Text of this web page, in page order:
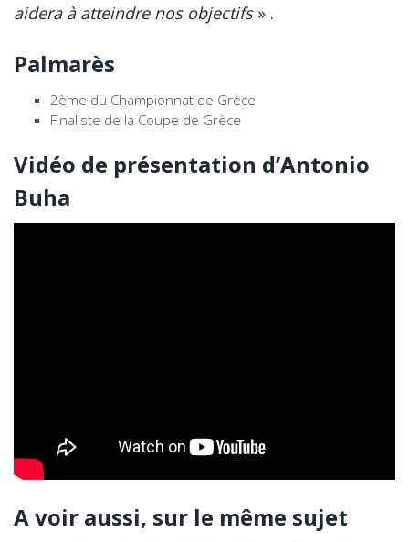
aidera à atteindre nos objectifs» .
Palmarès
2ème du Championnat de Grèce
Finaliste de la Coupe de Grèce
Vidéo de présentation d’Antonio
Buha
A voir aussi, sur le même sujet